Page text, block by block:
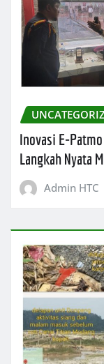
Inovasi E-
Langkah Nyata
Admin HTC